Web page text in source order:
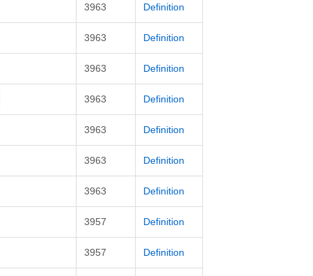
3963 Definition
3963 Definition
3963 Definition
3963 Definition
3963 Definition
3963 Definition
3963 Definition
3957 Definition
3957 Definition